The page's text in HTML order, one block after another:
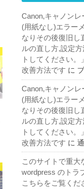
Canon,キャノン
(用紙なし)エラー
なりその後復旧し
ルの直し方,設定
トしてください
改善方法です に
Canon,キャノン
(用紙なし)エラー
なりその後復旧し
ルの直し方,設定
トしてください
改善方法です に
このサイトで重大
wordpress のトラ
こちらをご覧くだ